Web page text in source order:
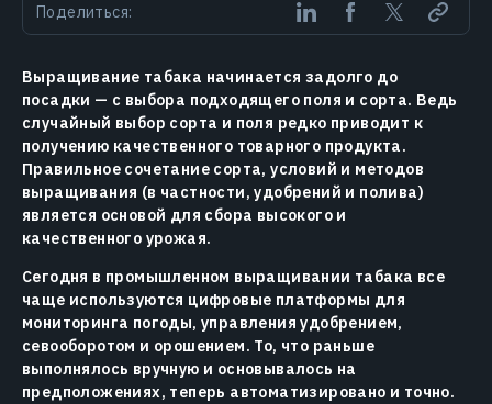
Поделиться:
Выращивание табака начинается задолго до
посадки — с выбора подходящего поля и сорта. Ведь
случайный выбор сорта и поля редко приводит к
получению качественного товарного продукта.
Правильное сочетание сорта, условий и методов
выращивания (в частности, удобрений и полива)
является основой для сбора высокого и
качественного урожая.
Сегодня в промышленном выращивании табака все
чаще используются цифровые платформы для
мониторинга погоды, управления удобрением,
севооборотом и орошением. То, что раньше
выполнялось вручную и основывалось на
предположениях, теперь автоматизировано и точно.